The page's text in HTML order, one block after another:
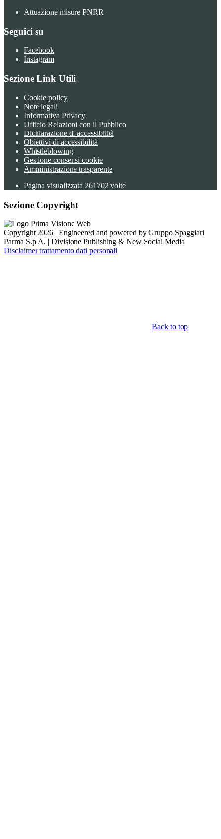
Attuazione misure PNRR
Seguici su
Facebook
Instagram
Sezione Link Utili
Cookie policy
Note legali
Informativa Privacy
Ufficio Relazioni con il Pubblico
Dichiarazione di accessibilità
Obiettivi di accessibilità
Whistleblowing
Gestione consensi cookie
Amministrazione trasparente
Pagina visualizzata 261702 volte
Sezione Copyright
Copyright 2026 | Engineered and powered by Gruppo Spaggiari
Parma S.p.A. | Divisione Publishing & New Social Media
Disclaimer trattamento dati personali
Back to top